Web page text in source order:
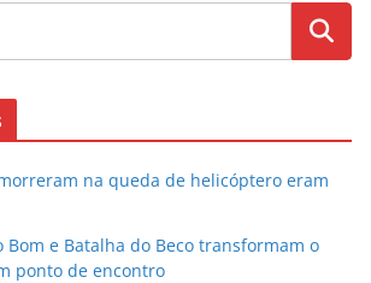
na queda de helicóptero eram
Bom e Batalha do Beco transformam o
ponto de encontro